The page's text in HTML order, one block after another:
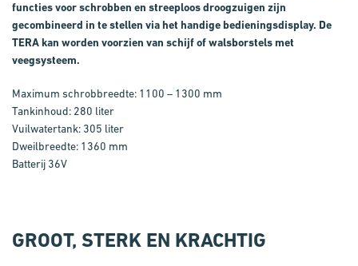
GROOT, STERK EN KRACHTIG
functies voor schrobben en streeploos droogzuigen zijn
gecombineerd in te stellen via het handige bedieningsdisplay. De
TERA kan worden voorzien van schijf of walsborstels met
veegsysteem.
Maximum schrobbreedte: 1100 – 1300 mm
Tankinhoud: 280 liter
Vuilwatertank: 305 liter
Dweilbreedte: 1360 mm
Batterij 36V